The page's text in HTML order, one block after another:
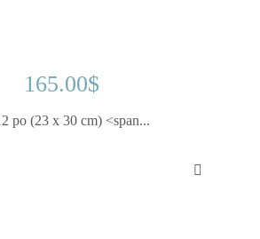
165.00$
po (23 x 30 cm) <span...